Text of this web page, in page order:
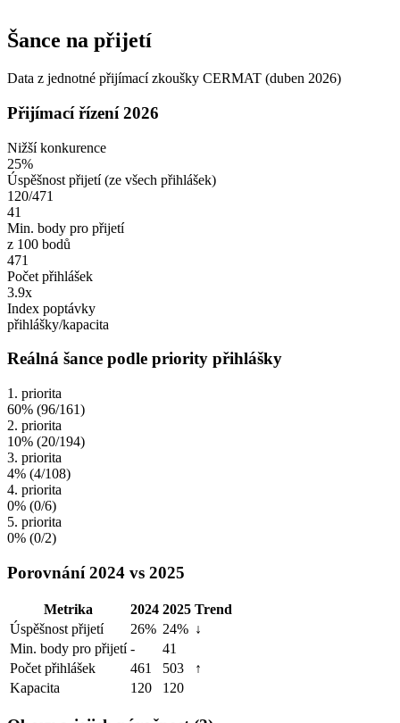
Šance na přijetí
Data z jednotné přijímací zkoušky CERMAT (duben 2026)
Přijímací řízení 2026
Nižší konkurence
25%
Úspěšnost přijetí(ze všech přihlášek)
120/471
41
Min. body pro přijetí
z 100 bodů
471
Počet přihlášek
3.9x
Index poptávky
přihlášky/kapacita
Reálná šance podle priority přihlášky
1. priorita
60% (96/161)
2. priorita
10% (20/194)
3. priorita
4% (4/108)
4. priorita
0% (0/6)
5. priorita
0% (0/2)
Porovnání 2024 vs 2025
Metrika 2024 2025 Trend
Úspěšnost přijetí
26% 24% ↓
Min. body pro přijetí -
41
Počet přihlášek
461 503
↑
Kapacita
120 120